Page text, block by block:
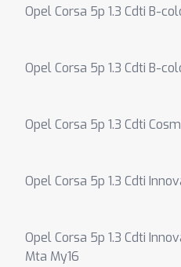
Opel Corsa 5p 1.3 Cdti B-
Opel Corsa 5p 1.3 Cdti B-
Opel Corsa 5p 1.3 Cdti
Opel Corsa 5p 1.3 Cdti
Opel Corsa 5p 1.3 Cdti
Mta My16